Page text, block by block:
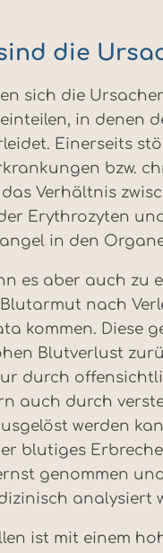
die
sich die
in denen
Einerseits
bzw.
Verhältnis
Erythrozyten
in den
es aber auch zu
nach
kommen. Diese
Blutverlust
durch
auch durch
werden
blutiges
genommen
analysiert
ist mit einem